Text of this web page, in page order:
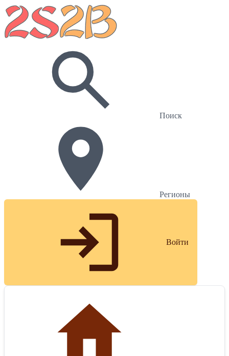
Поиск
Регионы
Войти